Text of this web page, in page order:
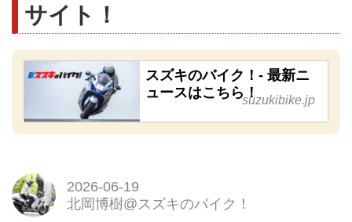
サイト！
スズキのバイク！- 最新ニ
ュースはこちら！suzukibike.jp
2026-06-19
北岡博樹@スズキのバイク！